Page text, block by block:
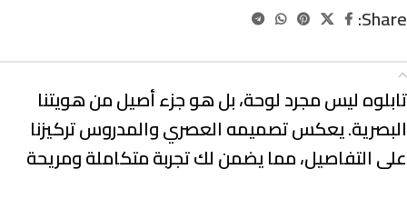
Share:
تابلوه ليس مجرد لوحة، بل هو جزء أصيل من هويتنا
البصرية. يعكس تصميمه العصري والمدروس تركيزنا
على التفاصيل، مما يضمن لك تجربة متكاملة ومريحة